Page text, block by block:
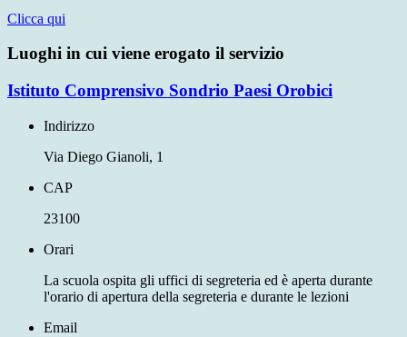
Clicca qui
Luoghi in cui viene erogato il servizio
Istituto Comprensivo Sondrio Paesi Orobici
Indirizzo
Via Diego Gianoli, 1
CAP
23100
Orari
La scuola ospita gli uffici di segreteria ed è aperta durante
l'orario di apertura della segreteria e durante le lezioni
Email